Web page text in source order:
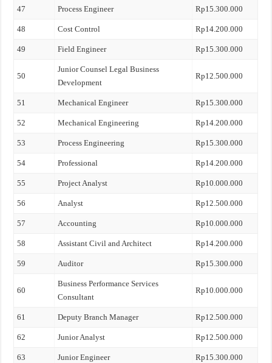
47 Process Engineer Rp15.300.000
48 Cost Control Rp14.200.000
49 Field Engineer Rp15.300.000
50
Junior Counsel Legal Business
Development
Rp12.500.000
51 Mechanical Engineer Rp15.300.000
52 Mechanical Engineering Rp14.200.000
53 Process Engineering Rp15.300.000
54 Professional Rp14.200.000
55 Project Analyst Rp10.000.000
56 Analyst Rp12.500.000
57 Accounting Rp10.000.000
58 Assistant Civil and Architect Rp14.200.000
59 Auditor Rp15.300.000
60
Business Performance Services
Consultant
Rp10.000.000
61 Deputy Branch Manager Rp12.500.000
62 Junior Analyst Rp12.500.000
63 Junior Engineer Rp15.300.000